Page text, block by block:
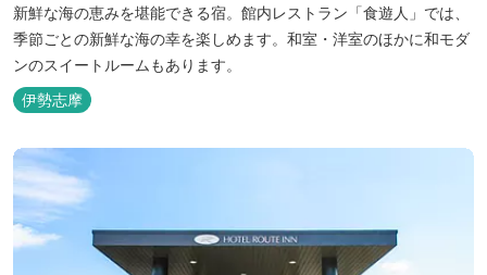
新鮮な海の恵みを堪能できる宿。館内レストラン「食遊人」では、
季節ごとの新鮮な海の幸を楽しめます。和室・洋室のほかに和モダ
ンのスイートルームもあります。
伊勢志摩